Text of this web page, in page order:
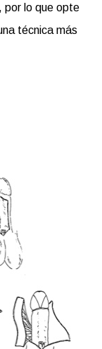
por lo que opte
técnica más